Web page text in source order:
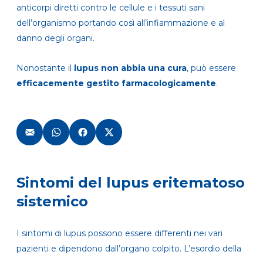
anticorpi diretti contro le cellule e i tessuti sani
dell’organismo portando così all’infiammazione e al
danno degli organi.
Nonostante il lupus non abbia una cura, può essere
efficacemente gestito farmacologicamente.
Sintomi del lupus eritematoso
sistemico
I sintomi di lupus possono essere differenti nei vari
pazienti e dipendono dall’organo colpito. L’esordio della